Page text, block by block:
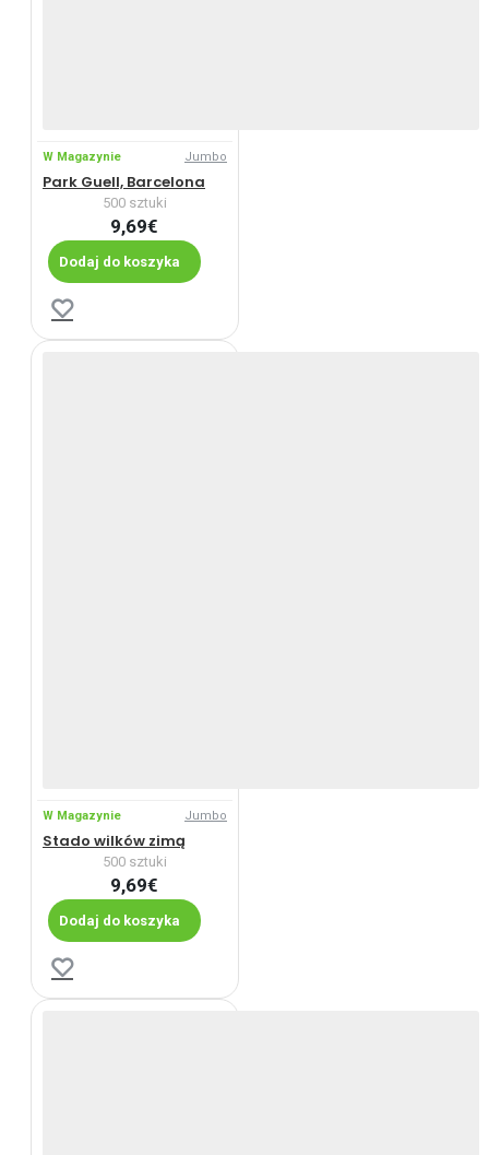
W Magazynie Jumbo
Park Guell, Barcelona
500 sztuki
9,69€
Dodaj do koszyka
W Magazynie Jumbo
Stado wilków zimą
500 sztuki
9,69€
Dodaj do koszyka